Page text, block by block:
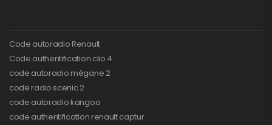
Code autoradio Renault
Code authentification clio 4
code autoradio mégane 2
code radio scenic 2
code autoradio kangoo
code authentification renault captur